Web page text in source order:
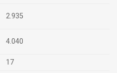
2.935
4.040
17